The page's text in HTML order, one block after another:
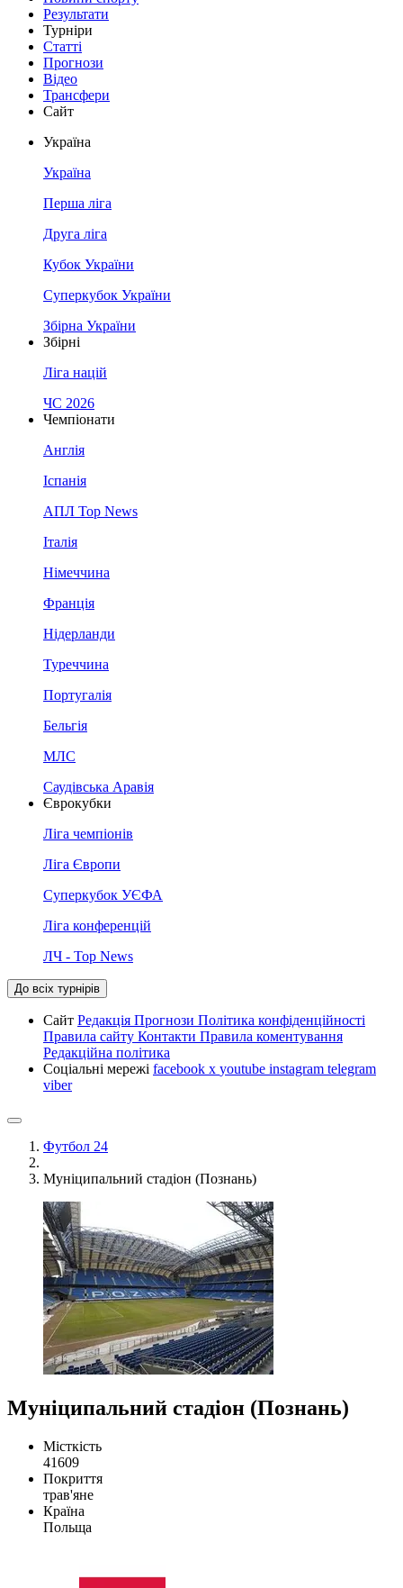
Результати
Турніри
Статті
Прогнози
Відео
Трансфери
Сайт
Україна
Україна
Перша ліга
Друга ліга
Кубок України
Суперкубок України
Збірна України
Збірні
Ліга націй
ЧС 2026
Чемпіонати
Англія
Іспанія
АПЛ Top News
Італія
Німеччина
Франція
Нідерланди
Туреччина
Португалія
Бельгія
МЛС
Саудівська Аравія
Єврокубки
Ліга чемпіонів
Ліга Європи
Суперкубок УЄФА
Ліга конференцій
ЛЧ - Top News
До всіх турнірів
Сайт Редакція Прогнози Політика конфіденційності
Правила сайту Контакти Правила коментування
Редакційна політика
Соціальні мережі facebook x youtube instagram telegram
viber
Футбол 24
Муніципальний стадіон (Познань)
Муніципальний стадіон (Познань)
Місткість
41609
Покриття
трав'яне
Країна
Польща